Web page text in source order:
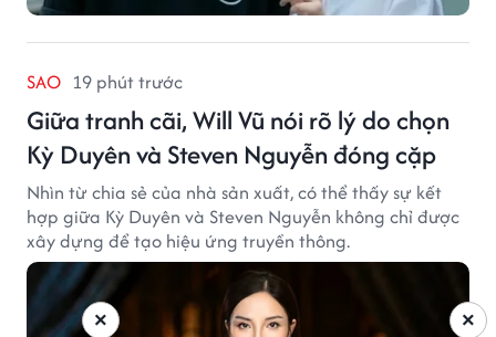
SAO 19 phút trước
Giữa tranh cãi, Will Vũ nói rõ lý do chọn
Kỳ Duyên và Steven Nguyễn đóng cặp
Nhìn từ chia sẻ của nhà sản xuất, có thể thấy sự kết
hợp giữa Kỳ Duyên và Steven Nguyễn không chỉ được
xây dựng để tạo hiệu ứng truyền thông.
×
×